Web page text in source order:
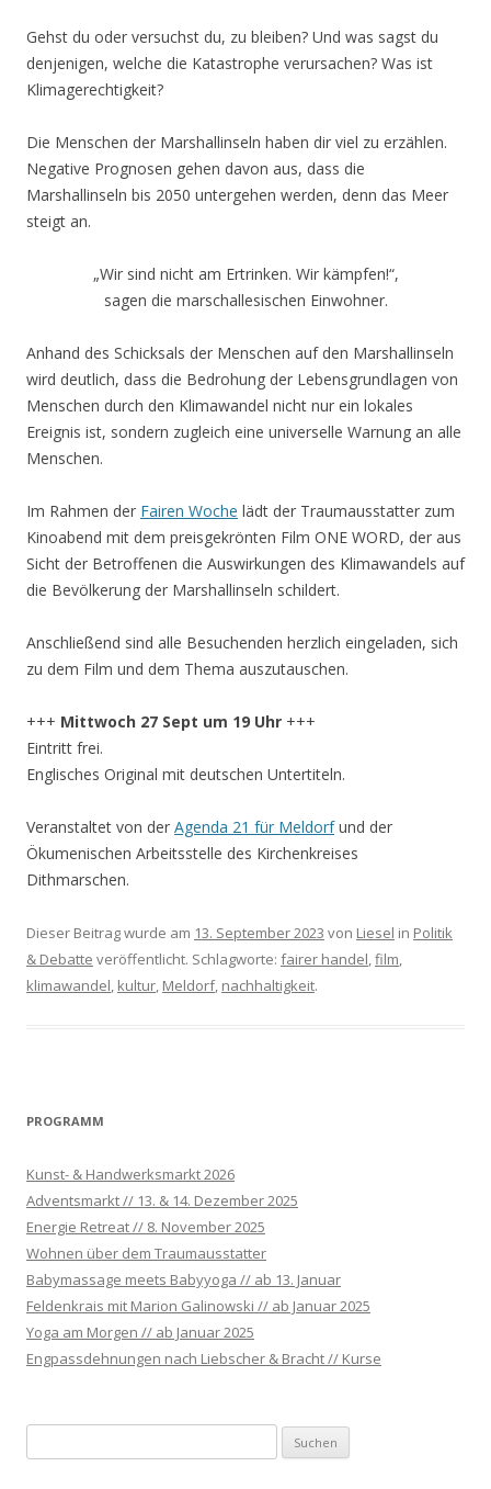
Gehst du oder versuchst du, zu bleiben? Und was sagst du
denjenigen, welche die Katastrophe verursachen? Was ist
Klimagerechtigkeit?
Die Menschen der Marshallinseln haben dir viel zu erzählen.
Negative Prognosen gehen davon aus, dass die
Marshallinseln bis 2050 untergehen werden, denn das Meer
steigt an.
„Wir sind nicht am Ertrinken. Wir kämpfen!“,
sagen die marschallesischen Einwohner.
Anhand des Schicksals der Menschen auf den Marshallinseln
wird deutlich, dass die Bedrohung der Lebensgrundlagen von
Menschen durch den Klimawandel nicht nur ein lokales
Ereignis ist, sondern zugleich eine universelle Warnung an alle
Menschen.
Im Rahmen der Fairen Woche lädt der Traumausstatter zum
Kinoabend mit dem preisgekrönten Film ONE WORD, der aus
Sicht der Betroffenen die Auswirkungen des Klimawandels auf
die Bevölkerung der Marshallinseln schildert.
Anschließend sind alle Besuchenden herzlich eingeladen, sich
zu dem Film und dem Thema auszutauschen.
+++ Mittwoch 27 Sept um 19 Uhr +++
Eintritt frei.
Englisches Original mit deutschen Untertiteln.
Veranstaltet von der Agenda 21 für Meldorfund der
Ökumenischen Arbeitsstelle des Kirchenkreises
Dithmarschen.
Dieser Beitrag wurde am 13. September 2023 von Liesel in Politik
& Debatte veröffentlicht. Schlagworte: fairer handel film
klimawandel kultur Meldorf, nachhaltigkeit.
PROGRAMM
Kunst- & Handwerksmarkt 2026
Adventsmarkt // 13. & 14. Dezember 2025
Energie Retreat // 8. November 2025
Wohnen über dem Traumausstatter
Babymassage meets Babyyoga // ab 13. Januar
Feldenkrais mit Marion Galinowski // ab Januar 2025
Yoga am Morgen // ab Januar 2025
Engpassdehnungen nach Liebscher & Bracht // Kurse
u